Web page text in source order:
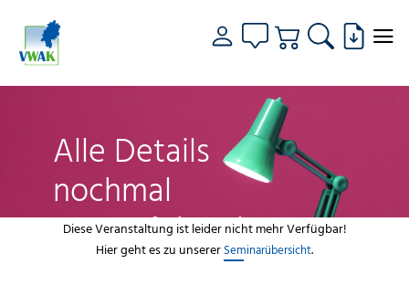
Alle Details
nochmal
genau fokussiert
Diese Veranstaltung ist leider nicht mehr Verfügbar!
Hier geht es zu unserer Seminarübersicht.